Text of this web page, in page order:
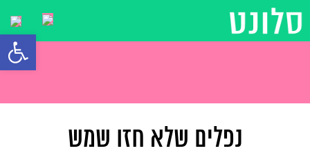
פתח
נפלים שלא חזו שמש